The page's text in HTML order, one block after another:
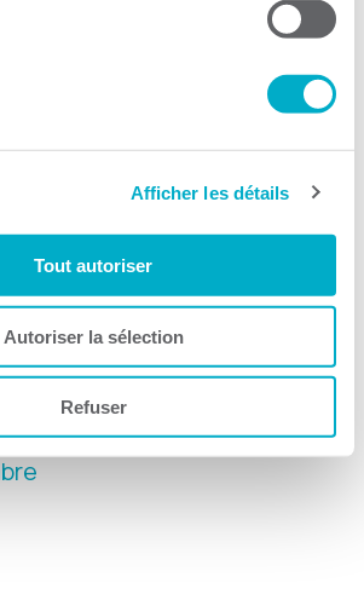
Afficher les détails
Tout autoriser
Autoriser la sélection
Refuser